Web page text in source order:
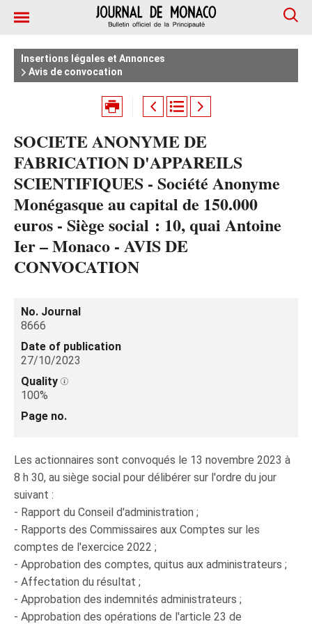
Insertions légales et Annonces
Avis de convocation
SOCIETE ANONYME DE
FABRICATION D'APPAREILS
SCIENTIFIQUES - Société Anonyme
Monégasque au capital de 150.000
euros - Siège social : 10, quai Antoine
Ier – Monaco - AVIS DE
CONVOCATION
No. Journal
8666
Date of publication
27/10/2023
Quality
100%
Page no.
Les actionnaires sont convoqués le 13 novembre 2023 à
8 h 30, au siège social pour délibérer sur l'ordre du jour
suivant :
- Rapport du Conseil d'administration ;
- Rapports des Commissaires aux Comptes sur les
comptes de l'exercice 2022 ;
- Approbation des comptes, quitus aux administrateurs ;
- Affectation du résultat ;
- Approbation des indemnités administrateurs ;
- Approbation des opérations de l'article 23 de